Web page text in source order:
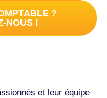
?
NOUS !
et leur équipe